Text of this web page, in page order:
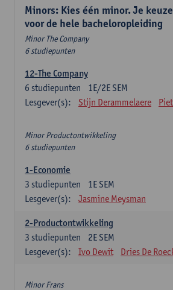
Minors: Kies één minor. Je
voor de hele bacheloropleiding
Minor The Company
6 studiepunten
12-The Company
1E/2E SEM
6 studiepunten
Lesgever(s):
Stijn Derammelaere
Minor Productontwikkeling
6 studiepunten
1-Economie
1E SEM
3 studiepunten
Lesgever(s):
Jasmine Meysman
2-Productontwikkeling
2E SEM
3 studiepunten
Lesgever(s):
Ivo Dewit Dries De
Minor Frans